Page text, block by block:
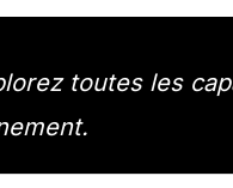
toutes les